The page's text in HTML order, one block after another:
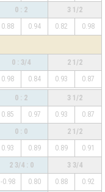
0 : 2
3 1/2
0.88
0.94 0.82 0.98
0 : 3/4
2 1/2
0.98
0.84 0.93 0.87
x
0 : 2
3 1/2
0.85
0.97 0.93 0.87
0 : 0
2 1/2
0.93
0.89 0.89 0.91
2 3/4 : 0
3 3/4
-0.98
0.80 0.88 0.92